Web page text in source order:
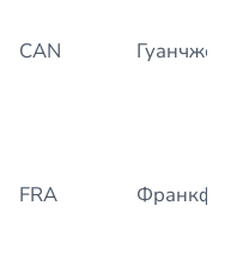
CAN Гуанчжоу
FRA